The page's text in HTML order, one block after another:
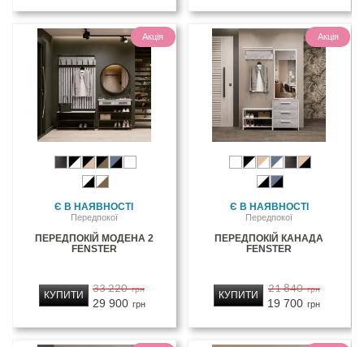
Акція
Є В НАЯВНОСТІ
Передпокої
ПЕРЕДПОКІЙ МОДЕНА 2
FENSTER
33 220 грн
29 900 грн
КУПИТИ
Акція
Є В НАЯВНОСТІ
Передпокої
ПЕРЕДПОКІЙ КАНАДА
FENSTER
21 840 грн
19 700 грн
КУПИТИ